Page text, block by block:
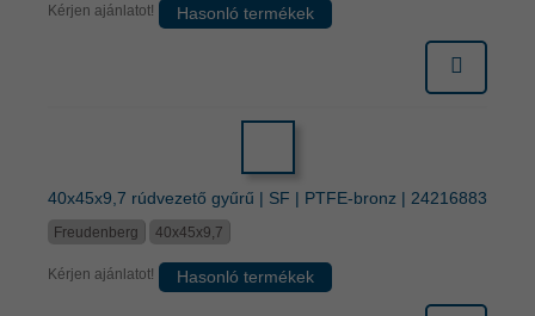
Kérjen ajánlatot! Hasonló termékek
40x45x9,7 rúdvezető gyűrű | SF | PTFE-bronz | 24216883
Freudenberg 40x45x9,7
Kérjen ajánlatot! Hasonló termékek